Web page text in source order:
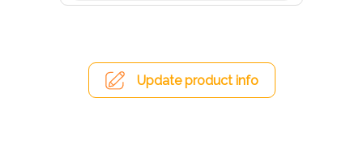
Update product info